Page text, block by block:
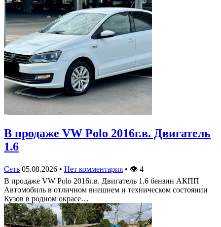
В продаже VW Polo 2016г.в. Двигатель
1.6
Сеть 05.08.2026 • Нет комментария • 👁 4
В продаже VW Polo 2016г.в. Двигатель 1.6 бензин АКПП
Автомобиль в отличном внешнем и техническом состоянии
Кузов в родном окрасе…